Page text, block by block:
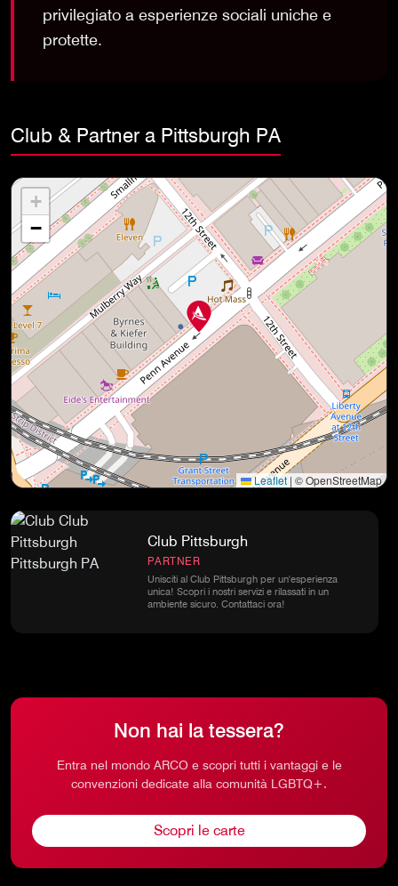
privilegiato a esperienze sociali uniche e
protette.
Club & Partner a Pittsburgh PA
+
−
Leaflet | © OpenStreetMap
Club Pittsburgh
PARTNER
Unisciti al Club Pittsburgh per un'esperienza
unica! Scopri i nostri servizi e rilassati in un
ambiente sicuro. Contattaci ora!
Non hai la tessera?
Entra nel mondo ARCO e scopri tutti i vantaggi e le
convenzioni dedicate alla comunità LGBTQ+.
Scopri le carte